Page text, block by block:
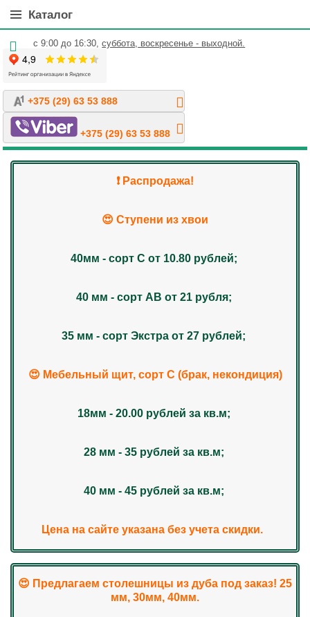
Каталог
с 9:00 до 16:30,суббота, воскресенье - выходной.
+375 (29) 63 53 888
+375 (29) 63 53 888
❗️ Распродажа!
😍 Ступени из хвои
40мм - сорт С от 10.80 рублей;
40 мм - сорт АВ от 21 рубля;
35 мм - сорт Экстра от 27 рублей;
😍 Мебельный щит, сорт С (брак, некондиция)
18мм - 20.00 рублей за кв.м;
28 мм - 35 рублей за кв.м;
40 мм - 45 рублей за кв.м;
Цена на сайте указана без учета скидки.
😍 Предлагаем столешницы из дуба под заказ! 25
мм, 30мм, 40мм.